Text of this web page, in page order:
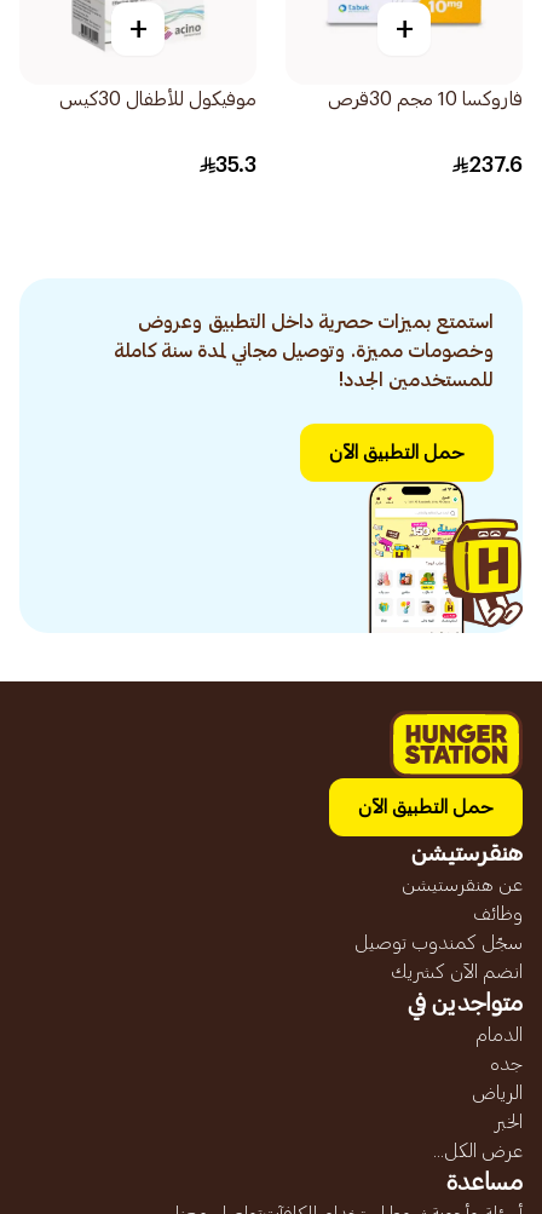
+
فاروكسا 10 مجم 30قرص
237.6
+
موفيكول للأطفال 30كيس
35.3
استمتع بميزات حصرية داخل التطبيق وعروض
وخصومات مميزة. وتوصيل مجاني لمدة سنة كاملة
للمستخدمين الجدد!
حمل التطبيق الآن
حمل التطبيق الآن
هنقرستيشن
عن هنقرستيشن
وظائف
سجّل كمندوب توصيل
انضم الآن كشريك
متواجدين في
الدمام
جده
الرياض
الخبر
عرض الكل...
مساعدة